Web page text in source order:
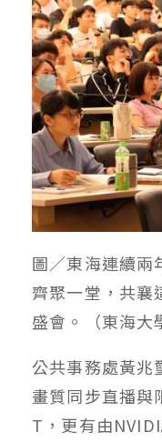
圖／東海連續兩
齊聚一堂，共襄
盛會。（東海大
公共事務處黃兆
畫質同步直播與
T，更有由